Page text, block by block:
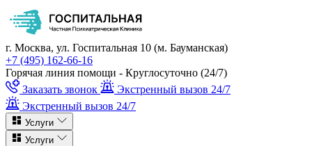
г. Москва, ул. Госпитальная 10 (м. Бауманская)
+7 (495) 162-66-16
Горячая линия помощи - Круглосуточно (24/7)
Заказать звонок
Экстренный вызов 24/7
Экстренный вызов 24/7
Услуги
Услуги